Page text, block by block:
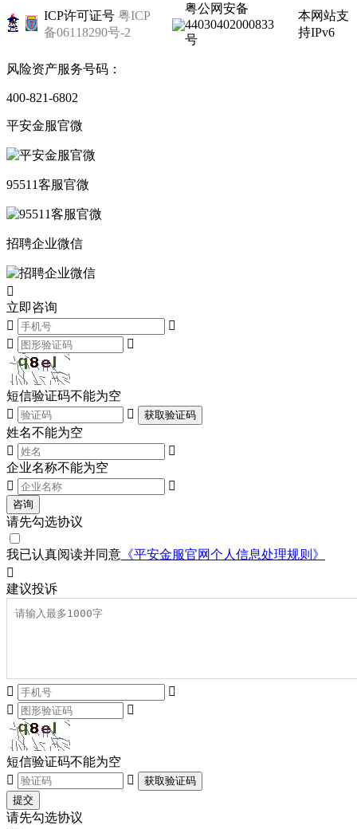
ICP许可证号 粤ICP
备06118290号-2
粤公网安备
44030402000833
号
本网站支
持IPv6
风险资产服务号码：
400-821-6802
平安金服官微
95511客服官微
招聘企业微信

立即咨询




短信验证码不能为空

 获取验证码
姓名不能为空


企业名称不能为空


咨询
请先勾选协议
我已认真阅读并同意 《平安金服官网个人信息处理规则》

建议投诉




短信验证码不能为空


获取验证码
提交
请先勾选协议